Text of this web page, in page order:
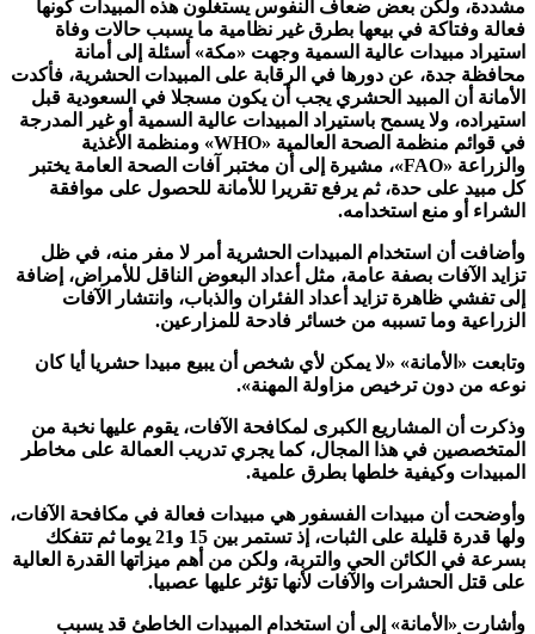
مشددة، ولكن بعض ضعاف النفوس يستغلون هذه المبيدات كونها
فعالة وفتاكة في بيعها بطرق غير نظامية ما يسبب حالات وفاة
استيراد مبيدات عالية السمية وجهت «مكة» أسئلة إلى أمانة
محافظة جدة، عن دورها في الرقابة على المبيدات الحشرية، فأكدت
الأمانة أن المبيد الحشري يجب أن يكون مسجلا في السعودية قبل
استيراده، ولا يسمح باستيراد المبيدات عالية السمية أو غير المدرجة
في قوائم منظمة الصحة العالمية «WHO»
ومنظمة الأغذية
والزراعة «FAO»
، مشيرة إلى أن مختبر آفات الصحة العامة يختبر
كل مبيد على حدة، ثم يرفع تقريرا للأمانة للحصول على موافقة
الشراء أو منع استخدامه.
وأضافت أن استخدام المبيدات الحشرية أمر لا مفر منه، في ظل
تزايد الآفات بصفة عامة، مثل أعداد البعوض الناقل للأمراض، إضافة
إلى تفشي ظاهرة تزايد أعداد الفئران والذباب، وانتشار الآفات
الزراعية وما تسببه من خسائر فادحة للمزارعين.
وتابعت «الأمانة» «لا يمكن لأي شخص أن يبيع مبيدا حشريا أيا كان
نوعه من دون ترخيص مزاولة المهنة».
وذكرت أن المشاريع الكبرى لمكافحة الآفات، يقوم عليها نخبة من
المتخصصين في هذا المجال، كما يجري تدريب العمالة على مخاطر
المبيدات وكيفية خلطها بطرق علمية.
وأوضحت أن مبيدات الفسفور هي مبيدات فعالة في مكافحة الآفات،
ولها قدرة قليلة على الثبات، إذ تستمر بين 15 و21 يوما ثم تتفكك
بسرعة في الكائن الحي والتربة، ولكن من أهم ميزاتها القدرة العالية
على قتل الحشرات والآفات لأنها تؤثر عليها عصبيا.
وأشارت «الأمانة» إلى أن استخدام المبيدات الخاطئ قد يسبب